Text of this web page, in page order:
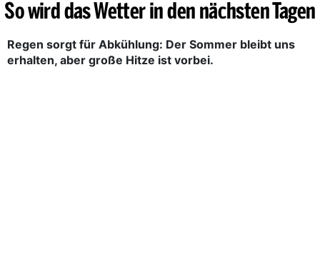
So wird das Wetter in den nächsten Tagen
Regen sorgt für Abkühlung: Der Sommer bleibt uns
erhalten, aber große Hitze ist vorbei.